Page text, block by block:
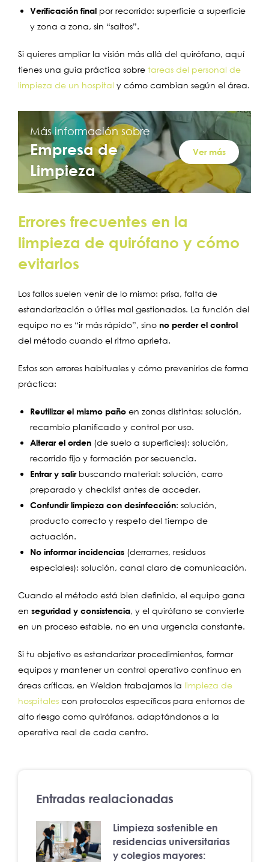
Verificación final por recorrido: superficie a superficie
y zona a zona, sin “saltos”.
Si quieres ampliar la visión más allá del quirófano, aquí
tienes una guía práctica sobre tareas del personal de
limpieza de un hospital y cómo cambian según el área.
Más información sobre
Empresa de
Limpieza
Ver más
Errores frecuentes en la
limpieza de quirófano y cómo
evitarlos
Los fallos suelen venir de lo mismo: prisa, falta de
estandarización o útiles mal gestionados. La función del
equipo no es “ir más rápido”, sino no perder el control
del método cuando el ritmo aprieta.
Estos son errores habituales y cómo prevenirlos de forma
práctica:
Reutilizar el mismo paño en zonas distintas: solución,
recambio planificado y control por uso.
Alterar el orden (de suelo a superficies): solución,
recorrido fijo y formación por secuencia.
Entrar y salirbuscando material: solución, carro
preparado y checklist antes de acceder.
Confundir limpieza con desinfección: solución,
producto correcto y respeto del tiempo de
actuación.
No informar incidencias (derrames, residuos
especiales): solución, canal claro de comunicación.
Cuando el método está bien definido, el equipo gana
en seguridad y consistencia, y el quirófano se convierte
en un proceso estable, no en una urgencia constante.
Si tu objetivo es estandarizar procedimientos, formar
equipos y mantener un control operativo continuo en
áreas críticas, en Weldon trabajamos la limpieza de
hospitales con protocolos específicos para entornos de
alto riesgo como quirófanos, adaptándonos a la
operativa real de cada centro.
Entradas realacionadas
Limpieza sostenible en
residencias universitarias
y colegios mayores: